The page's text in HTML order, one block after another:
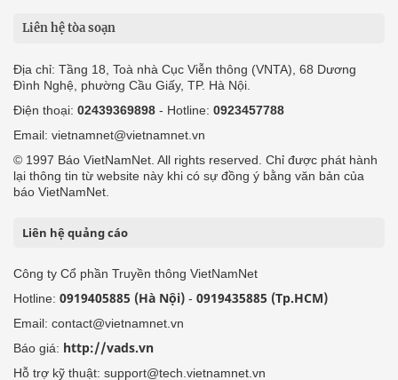
Liên hệ tòa soạn
Địa chỉ: Tầng 18, Toà nhà Cục Viễn thông (VNTA), 68 Dương
Đình Nghệ, phường Cầu Giấy, TP. Hà Nội.
Điện thoại: 02439369898 - Hotline: 0923457788
Email: vietnamnet@vietnamnet.vn
© 1997 Báo VietNamNet. All rights reserved. Chỉ được phát hành
lại thông tin từ website này khi có sự đồng ý bằng văn bản của
báo VietNamNet.
Liên hệ quảng cáo
Công ty Cổ phần Truyền thông VietNamNet
Hotline: 0919405885 (Hà Nội) - 0919435885 (Tp.HCM)
Email: contact@vietnamnet.vn
Báo giá: http://vads.vn
Hỗ trợ kỹ thuật: support@tech.vietnamnet.vn